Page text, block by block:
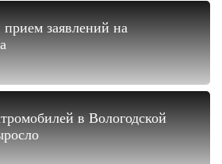
заявлений на
в Вологодской